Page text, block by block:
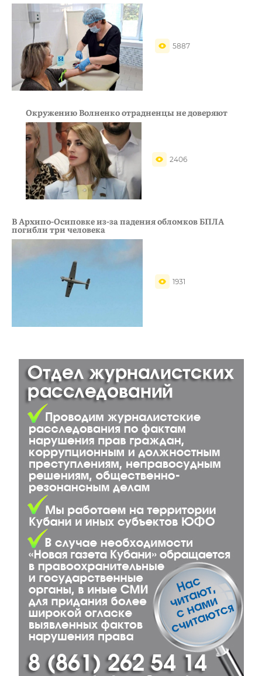
5887
Окружению Волненко отрадненцы не доверяют
2406
В Архипо-Осиповке из-за падения обломков БПЛА
погибли три человека
1931